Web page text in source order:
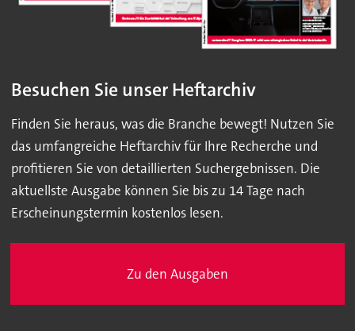
Besuchen Sie unser Heftarchiv
Finden Sie heraus, was die Branche bewegt! Nutzen Sie
das umfangreiche Heftarchiv für Ihre Recherche und
profitieren Sie von detaillierten Suchergebnissen. Die
aktuellste Ausgabe können Sie bis zu 14 Tage nach
Erscheinungstermin kostenlos lesen.
Zu den Ausgaben